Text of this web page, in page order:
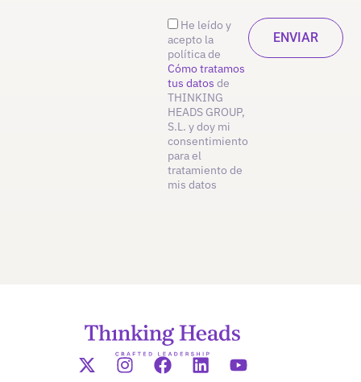
He leído y
acepto la
política de
Cómo tratamos
tus datos de
THINKING
HEADS GROUP,
S.L. y doy mi
consentimiento
para el
tratamiento de
mis datos